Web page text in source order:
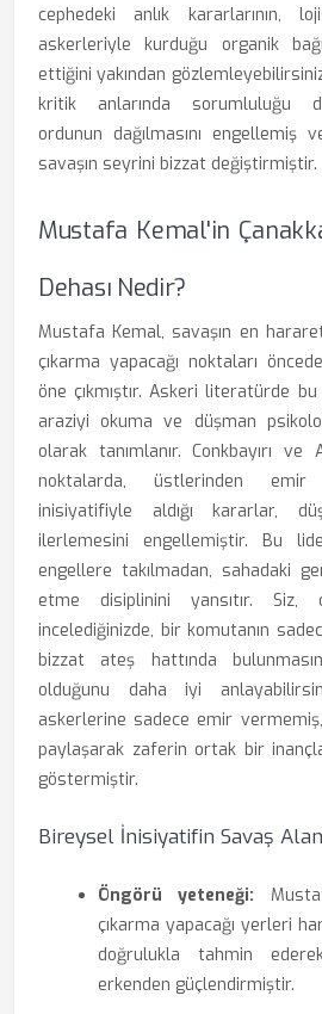
cephedeki anlık kararlarının,
askerleriyle kurduğu organik
ettiğini yakından
kritik anlarında sorumluluğu
ordunun dağılmasını engellemiş
savaşın seyrini bizzat değiştirmiştir.
Mustafa Kemal'in
Dehası Nedir?
Mustafa Kemal, savaşın en
çıkarma yapacağı noktaları
öne çıkmıştır. Askeri literatürde
araziyi okuma ve düşman
olarak tanımlanır. Conkbayırı
noktalarda, üstlerinden emir
inisiyatifiyle aldığı kararlar,
ilerlemesini engellemiştir. Bu
engellere takılmadan, sahadaki
etme disiplinini yansıtır. Siz,
incelediğinizde, bir komutanın
bizzat ateş hattında
olduğunu daha iyi
askerlerine sadece emir
paylaşarak zaferin ortak bir inançla
göstermiştir.
Bireysel İnisiyatifin Savaş
Öngörü yeteneği:
çıkarma yapacağı yerleri
doğrulukla tahmin
erkenden güçlendirmiştir.